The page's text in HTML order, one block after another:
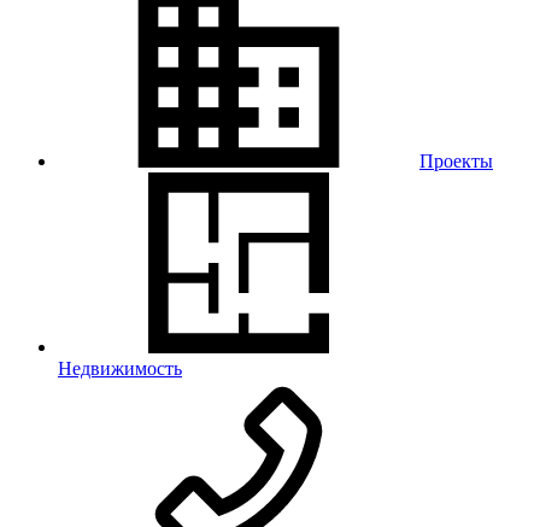
Проекты
Недвижимость